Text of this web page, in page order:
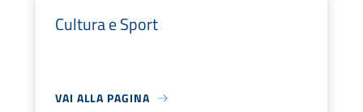
Cultura e Sport
VAI ALLA PAGINA